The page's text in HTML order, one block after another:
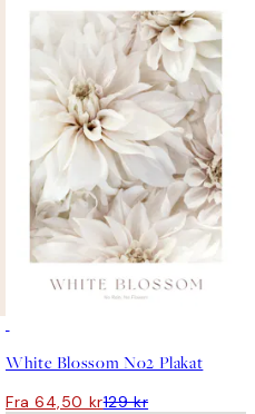
White Blossom No2 Plakat
Fra 64,50 kr129 kr